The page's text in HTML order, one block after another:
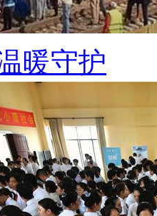
暖守护